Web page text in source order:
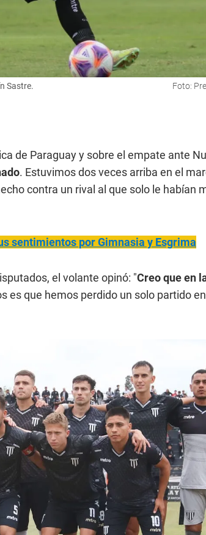
Sastre. Foto:
de Paraguay y sobre el empate ante
. Estuvimos dos veces arriba en el
contra un rival al que solo le habían
sentimientos por Gimnasia y Esgrima
el volante opinó: "Creo que en
es que hemos perdido un solo partido